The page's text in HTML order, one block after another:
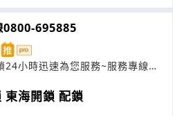
0800-695885
24小時迅速為您服務~服務專線
東海開鎖 配鎖